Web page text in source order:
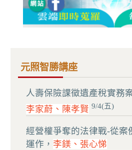
元照智勝講座
人壽保險課徵遺產稅實務
李家蔚、陳孝賢 9/4(五)
經營權爭奪的法律戰-從案
運作， 李鎂、張心悌